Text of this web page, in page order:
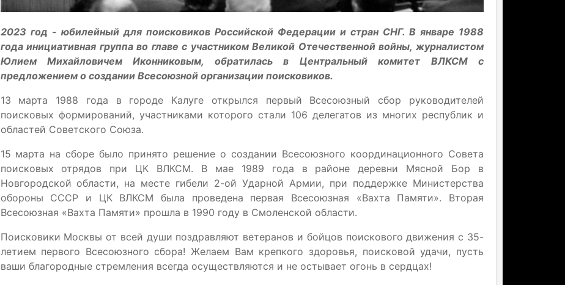
2023 год - юбилейный для поисковиков Российской Федерации и стран СНГ. В январе 1988
года инициативная группа во главе с участником Великой Отечественной войны, журналистом
Юлием Михайловичем Иконниковым, обратилась в Центральный комитет ВЛКСМ с
предложением о создании Всесоюзной организации поисковиков.
13 марта 1988 года в городе Калуге открылся первый Всесоюзный сбор руководителей
поисковых формирований, участниками которого стали 106 делегатов из многих республик и
областей Советского Союза.
15 марта на сборе было принято решение о создании Всесоюзного координационного Совета
поисковых отрядов при ЦК ВЛКСМ. В мае 1989 года в районе деревни Мясной Бор в
Новгородской области, на месте гибели 2-ой Ударной Армии, при поддержке Министерства
обороны СССР и ЦК ВЛКСМ была проведена первая Всесоюзная «Вахта Памяти». Вторая
Всесоюзная «Вахта Памяти» прошла в 1990 году в Смоленской области.
Поисковики Москвы от всей души поздравляют ветеранов и бойцов поискового движения с 35-
летием первого Всесоюзного сбора! Желаем Вам крепкого здоровья, поисковой удачи, пусть
ваши благородные стремления всегда осуществляются и не остывает огонь в сердцах!